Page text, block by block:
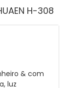
H-308